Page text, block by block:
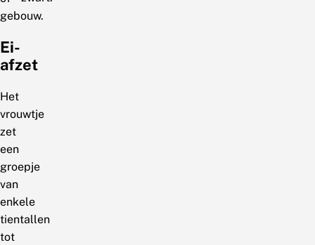
gebouw.
Ei-
afzet
Het
vrouwtje
zet
een
groepje
van
enkele
tientallen
tot